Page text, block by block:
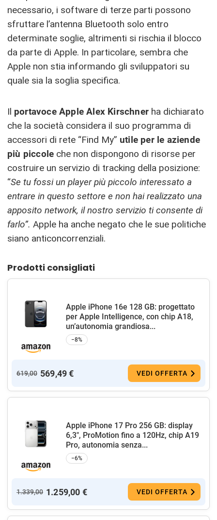
necessario, i software di terze parti possono
sfruttare l’antenna Bluetooth solo entro
determinate soglie, altrimenti si rischia il blocco
da parte di Apple. In particolare, sembra che
Apple non stia informando gli sviluppatori su
quale sia la soglia specifica.
Il portavoce Apple Alex Kirschner ha dichiarato
che la società considera il suo programma di
accessori di rete “Find My” utile per le aziende
più piccole che non dispongono di risorse per
costruire un servizio di tracking della posizione:
“Se tu fossi un player più piccolo interessato a
entrare in questo settore e non hai realizzato una
apposito network, il nostro servizio ti consente di
farlo”. Apple ha anche negato che le sue politiche
siano anticoncorrenziali.
Prodotti consigliati
Apple iPhone 16e 128 GB: progettato
per Apple Intelligence, con chip A18,
un’autonomia grandiosa...
−8%
619,00 569,49 € VEDI OFFERTA
Apple iPhone 17 Pro 256 GB: display
6,3", ProMotion fino a 120Hz, chip A19
Pro, autonomia senza...
−6%
1.339,00 1.259,00 € VEDI OFFERTA